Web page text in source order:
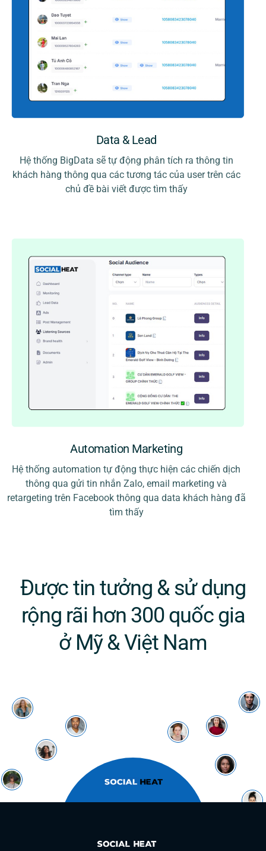
Data & Lead
Hệ thống BigData sẽ tự động phân tích ra thông tin
khách hàng thông qua các tương tác của user trên các
chủ đề bài viết được tìm thấy
Automation Marketing
Hệ thống automation tự động thực hiện các chiến dịch
thông qua gửi tin nhắn Zalo, email marketing và
retargeting trên Facebook thông qua data khách hàng đã
tìm thấy
Được tin tưởng & sử dụng
rộng rãi hơn 300 quốc gia
ở Mỹ & Việt Nam